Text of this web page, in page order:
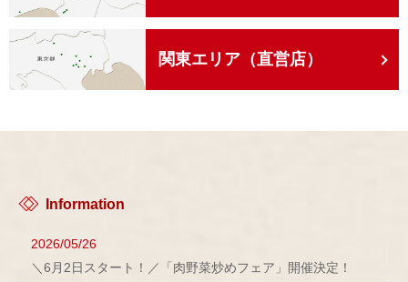
関東エリア（直営店）
Information
2026/05/26
＼6月2日スタート！／「肉野菜炒めフェア」開催決定！